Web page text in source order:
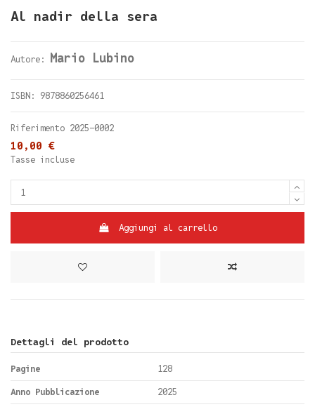
Al nadir della sera
Autore: Mario Lubino
ISBN: 9878860256461
Riferimento 2025-0002
10,00 €
Tasse incluse
Aggiungi al carrello
Dettagli del prodotto
Pagine
128
Anno Pubblicazione
2025